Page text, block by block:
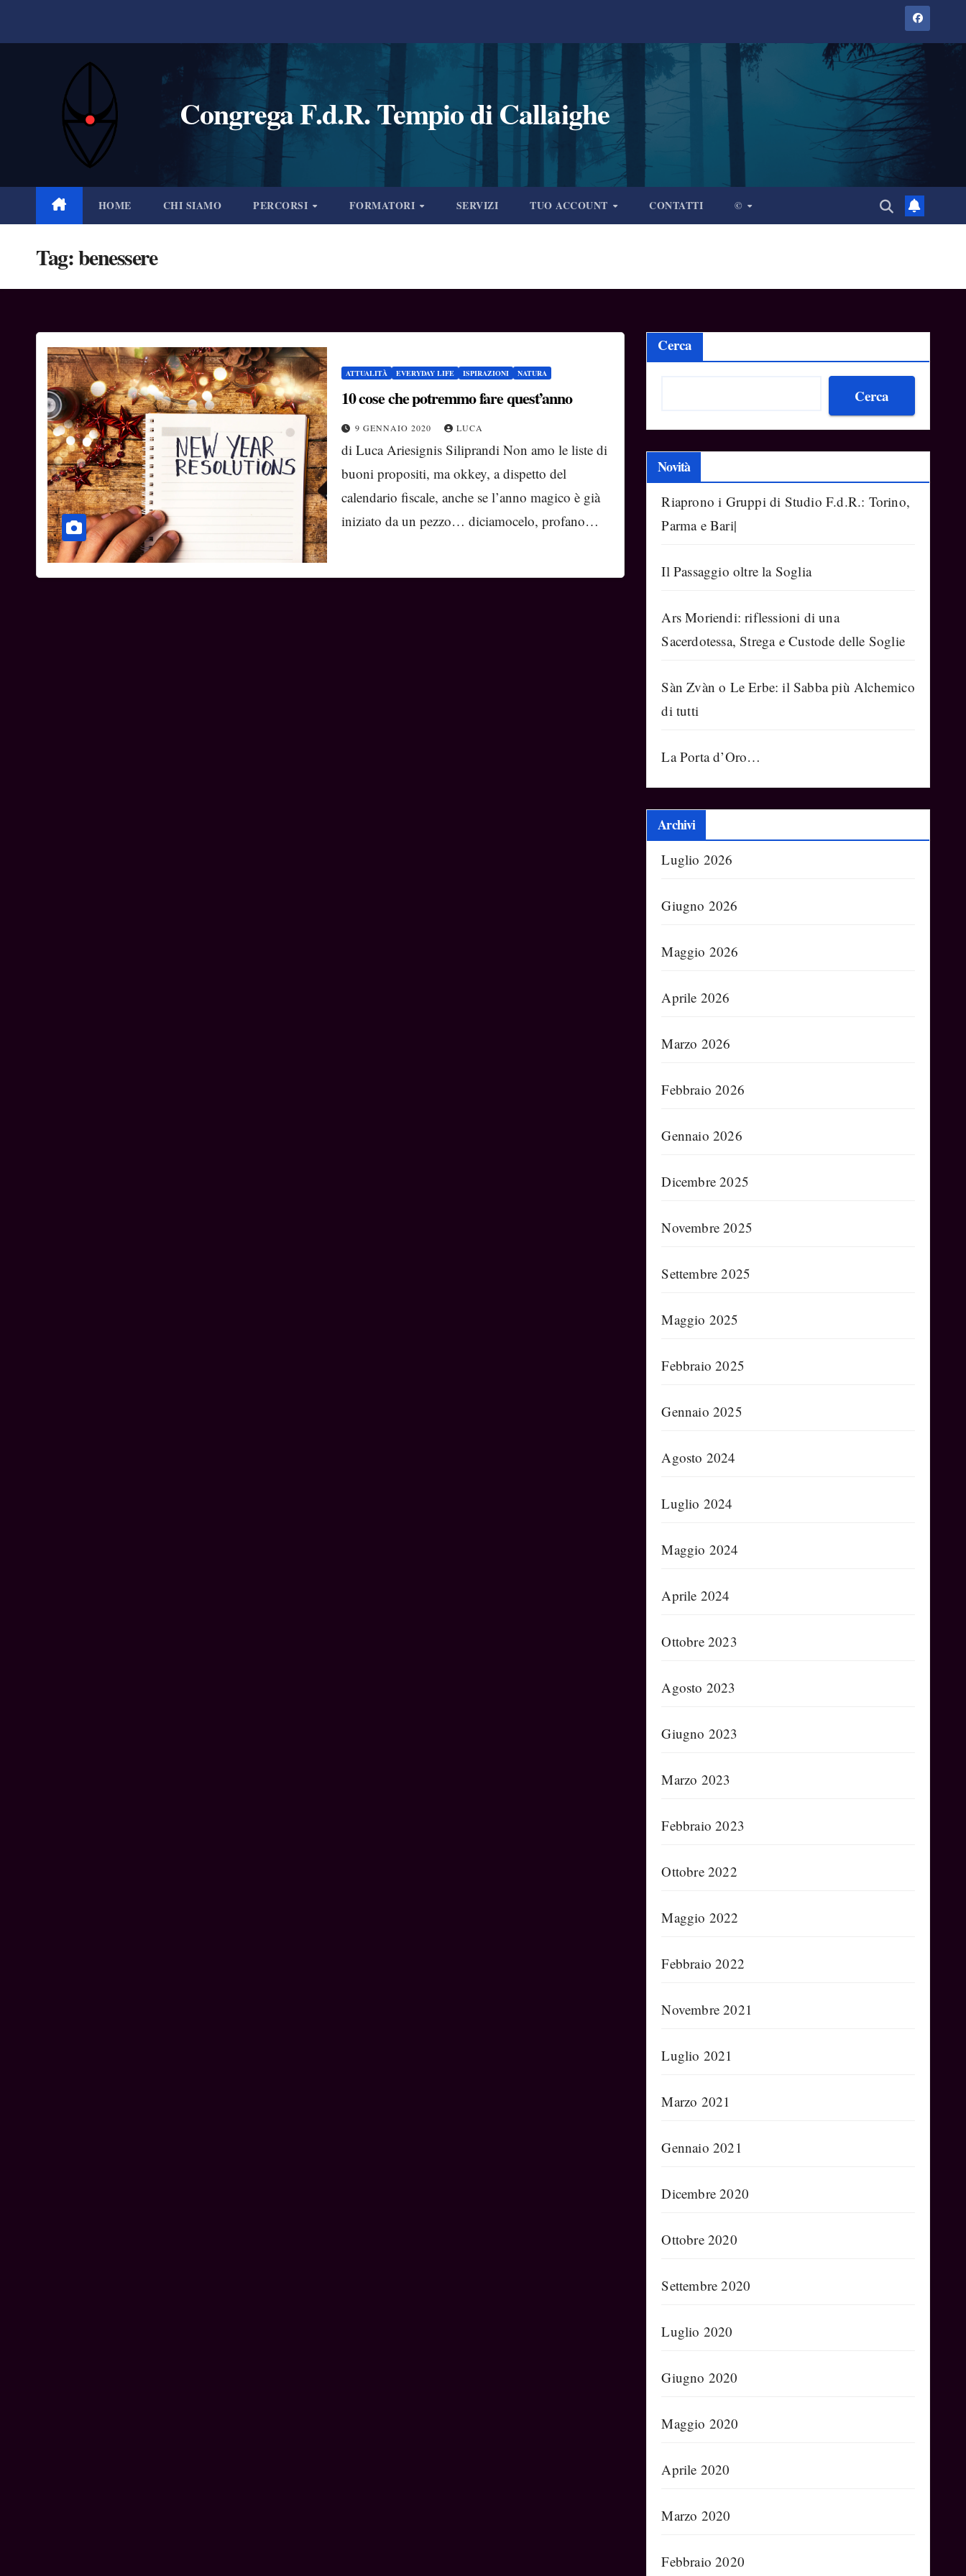
Congrega F.d.R. Tempio di Callaighe
HOME CHI SIAMO PERCORSI FORMATORI SERVIZI TUO ACCOUNT CONTATTI ©
Tag:benessere
ATTUALITÀ EVERYDAY LIFE ISPIRAZIONI NATURA
10 cose che potremmo fare quest’anno
9 GENNAIO 2020 LUCA
di Luca Ariesignis Siliprandi Non amo le liste di
buoni propositi, ma okkey, a dispetto del
calendario fiscale, anche se l’anno magico è già
iniziato da un pezzo… diciamocelo, profano…
Cerca
Cerca
Novità
Riaprono i Gruppi di Studio F.d.R.: Torino,
Parma e Bari|
Il Passaggio oltre la Soglia
Ars Moriendi: riflessioni di una
Sacerdotessa, Strega e Custode delle Soglie
Sàn Zvàn o Le Erbe: il Sabba più Alchemico
di tutti
La Porta d’Oro…
Archivi
Luglio 2026
Giugno 2026
Maggio 2026
Aprile 2026
Marzo 2026
Febbraio 2026
Gennaio 2026
Dicembre 2025
Novembre 2025
Settembre 2025
Maggio 2025
Febbraio 2025
Gennaio 2025
Agosto 2024
Luglio 2024
Maggio 2024
Aprile 2024
Ottobre 2023
Agosto 2023
Giugno 2023
Marzo 2023
Febbraio 2023
Ottobre 2022
Maggio 2022
Febbraio 2022
Novembre 2021
Luglio 2021
Marzo 2021
Gennaio 2021
Dicembre 2020
Ottobre 2020
Settembre 2020
Luglio 2020
Giugno 2020
Maggio 2020
Aprile 2020
Marzo 2020
Febbraio 2020